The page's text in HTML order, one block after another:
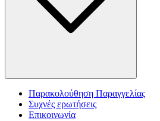
Παρακολούθηση Παραγγελίας
Συχνές ερωτήσεις
Επικοινωνία